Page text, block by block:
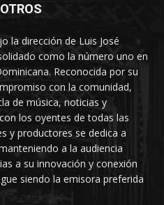
la dirección de Luis José
como la número uno en
Reconocida por su
con la comunidad,
de música, noticias y
los oyentes de todas las
y productores se dedica a
a la audiencia
a su innovación y conexión
siendo la emisora preferida